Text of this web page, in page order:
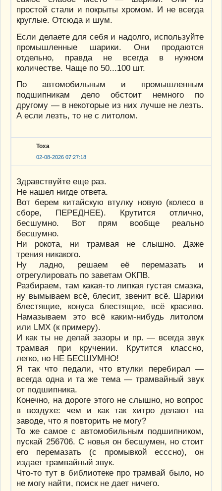
простой стали и покрыты хромом. И не всегда
круглые. Отсюда и шум.
Если делаете для себя и надолго, используйте
промышленные шарики. Они продаются
отдельно, правда не всегда в нужном
количестве. Чаще по 50...100 шт.
По автомобильным и промышленным
подшипникам дело обстоит немного по
другому — в некоторые из них лучше не лезть.
А если лезть, то не с литолом.
Тоха
02-08-2026 07:27:18
Здравствуйте еще раз.
Не нашел нигде ответа.
Вот берем китайскую втулку новую (колесо в
сборе, ПЕРЕДНЕЕ). Крутится отлично,
бесшумно. Вот прям вообще реально
бесшумно.
Ни рокота, ни трамвая не слышно. Даже
трения никакого.
Ну ладно, решаем её перемазать и
отрегулировать по заветам ОКПВ.
Разбираем, там какая-то липкая густая смазка,
ну вымываем всё, блесит, звенит всё. Шарики
блестящие, конуса блестящие, всё красиво.
Намазываем это всё каким-нибудь литолом
или LMX (к примеру).
И как ты не делай зазоры и пр. — всегда звук
трамвая при кручении. Крутится классно,
легко, но НЕ БЕСШУМНО!
Я так что педали, что втулки перебирал —
всегда одна и та же тема — трамвайный звук
от подшипника.
Конечно, на дороге этого не слышно, но вопрос
в воздухе: чем и как так хитро делают на
заводе, что я повторить не могу?
То же самое с автомобильным подшипником,
пускай 256706. С новья он бесшумен, но стоит
его перемазать (с промывкой есссно), он
издает трамвайный звук.
Что-то тут в библиотеке про трамвай было, но
не могу найти, поиск не дает ничего.